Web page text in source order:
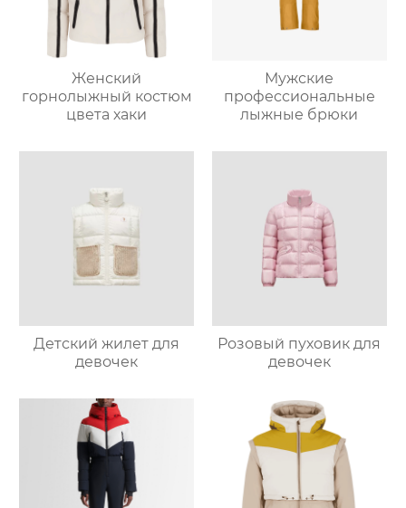
Женский
горнолыжный костюм
цвета хаки
Мужские
профессиональные
лыжные брюки
Детский жилет для
девочек
Розовый пуховик для
девочек